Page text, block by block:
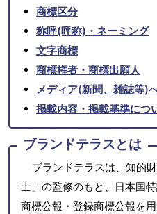
商標区分
称呼(呼称)・ネーミング
文字商標
商標権者・商標出願人
メディア(新聞、雑誌等)
掲載内容・掲載基準につ
ブランドテラスとは
ブランドテラスは、知的
士」の監修のもと、日本国
商標公報・登録商標公報を